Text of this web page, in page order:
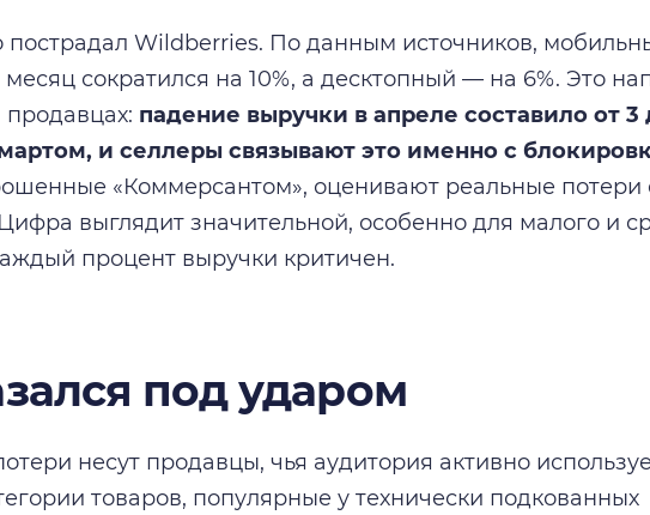
пострадал Wildberries. По данным источников,
сократился на 10%, а десктопный — на 6%. Это
продавцах: падение выручки в апреле составило от 3
и селлеры связывают это именно с
«Коммерсантом», оценивают реальные потери
выглядит значительной, особенно для малого и
процент выручки критичен.
под ударом
несут продавцы, чья аудитория активно
товаров, популярные у технически подкованных